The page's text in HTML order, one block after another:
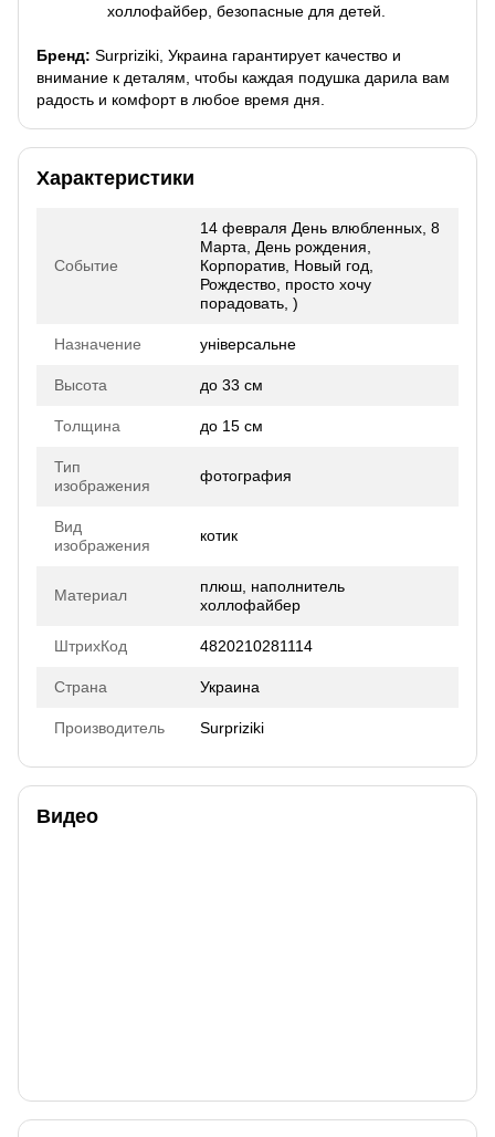
холлофайбер, безопасные для детей.
Бренд: Surpriziki, Украина гарантирует качество и
внимание к деталям, чтобы каждая подушка дарила вам
радость и комфорт в любое время дня.
Характеристики
Событие
14 февраля День влюбленных, 8
Марта, День рождения,
Корпоратив, Новый год,
Рождество, просто хочу
порадовать, )
Назначение універсальне
Высота до 33 см
Толщина до 15 см
Тип
изображения
фотография
Вид
изображения
котик
Материал
плюш, наполнитель
холлофайбер
ШтрихКод 4820210281114
Страна Украина
Производитель Surpriziki
Видео